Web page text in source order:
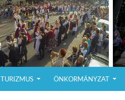
TURIZMUS ÖNKORMÁNYZAT